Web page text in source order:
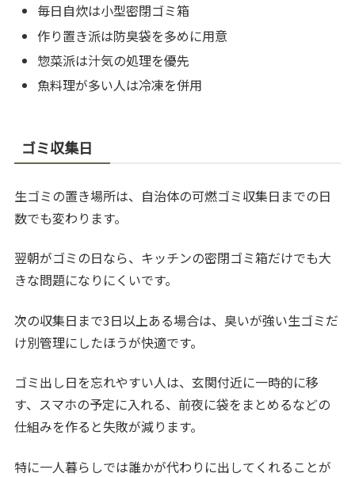
毎日自炊は小型密閉ゴミ箱
作り置き派は防臭袋を多めに用意
惣菜派は汁気の処理を優先
魚料理が多い人は冷凍を併用
ゴミ収集日
生ゴミの置き場所は、自治体の可燃ゴミ収集日までの日
数でも変わります。
翌朝がゴミの日なら、キッチンの密閉ゴミ箱だけでも大
きな問題になりにくいです。
次の収集日まで3日以上ある場合は、臭いが強い生ゴミだ
け別管理にしたほうが快適です。
ゴミ出し日を忘れやすい人は、玄関付近に一時的に移
す、スマホの予定に入れる、前夜に袋をまとめるなどの
仕組みを作ると失敗が減ります。
特に一人暮らしでは誰かが代わりに出してくれることが